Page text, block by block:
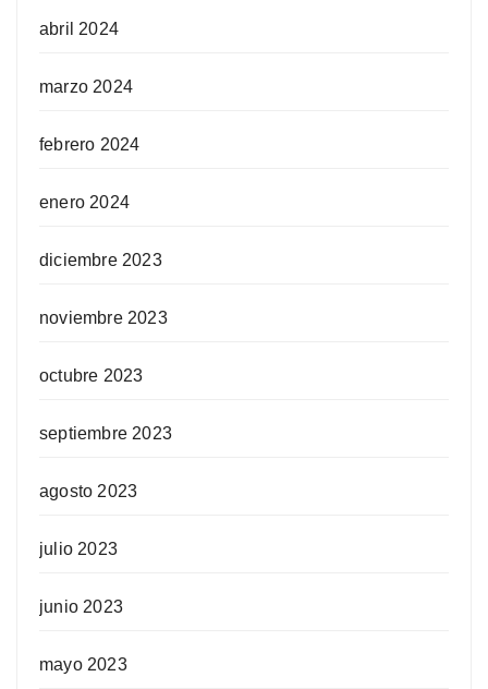
abril 2024
marzo 2024
febrero 2024
enero 2024
diciembre 2023
noviembre 2023
octubre 2023
septiembre 2023
agosto 2023
julio 2023
junio 2023
mayo 2023